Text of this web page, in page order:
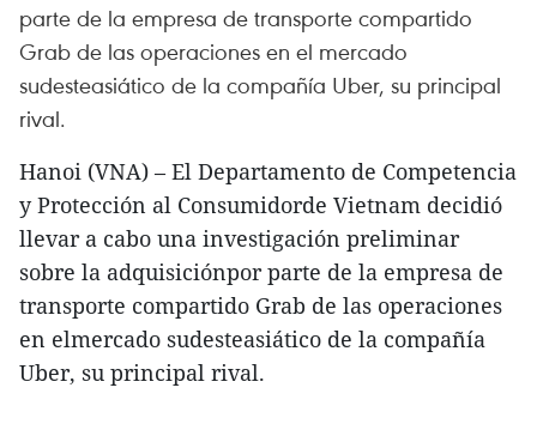
parte de la empresa de transporte compartido
Grab de las operaciones en el mercado
sudesteasiático de la compañía Uber, su principal
rival.
Hanoi (VNA) – El Departamento de Competencia
y Protección al Consumidorde Vietnam decidió
llevar a cabo una investigación preliminar
sobre la adquisiciónpor parte de la empresa de
transporte compartido Grab de las operaciones
en elmercado sudesteasiático de la compañía
Uber, su principal rival.